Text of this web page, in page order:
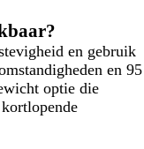
en gebruik
en 95
optie die